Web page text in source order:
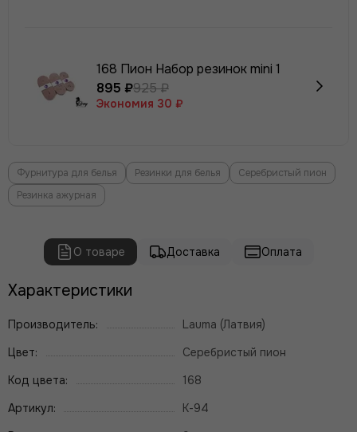
168 Пион Набор резинок mini 1
895 ₽925 ₽
Экономия 30 ₽
Фурнитура для белья Резинки для белья
Серебристый пион
Резинка ажурная
О товаре Доставка Оплата
Характеристики
Производитель:
Lauma (Латвия)
Цвет:
Серебристый пион
Код цвета:
168
Артикул:
К-94